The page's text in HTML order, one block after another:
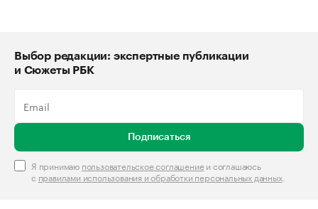
Выбор редакции: экспертные публикации
и Сюжеты РБК
Подписаться
Я принимаю пользовательское соглашениеи соглашаюсь
с правилами использования и обработки персональных данных.